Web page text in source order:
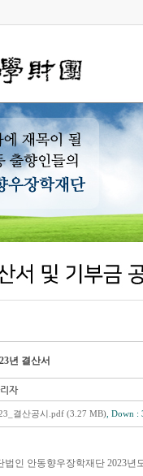
년 결산서
자
결산공시.pdf (3.27 MB) , Down :
법인 안동향우장학재단 2023년